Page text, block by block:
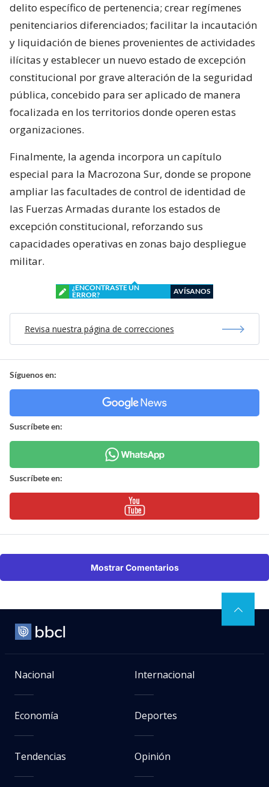
delito específico de pertenencia; crear regímenes
penitenciarios diferenciados; facilitar la incautación
y liquidación de bienes provenientes de actividades
ilícitas y establecer un nuevo estado de excepción
constitucional por grave alteración de la seguridad
pública, concebido para ser aplicado de manera
focalizada en los territorios donde operen estas
organizaciones.
Finalmente, la agenda incorpora un capítulo
especial para la Macrozona Sur, donde se propone
ampliar las facultades de control de identidad de
las Fuerzas Armadas durante los estados de
excepción constitucional, reforzando sus
capacidades operativas en zonas bajo despliegue
militar.
¿ENCONTRASTE UN
ERROR?
AVÍSANOS
Revisa nuestra página de correcciones
Síguenos en:
Suscríbete en:
Suscríbete en:
Mostrar Comentarios
Nacional Internacional
Economía Deportes
Tendencias Opinión